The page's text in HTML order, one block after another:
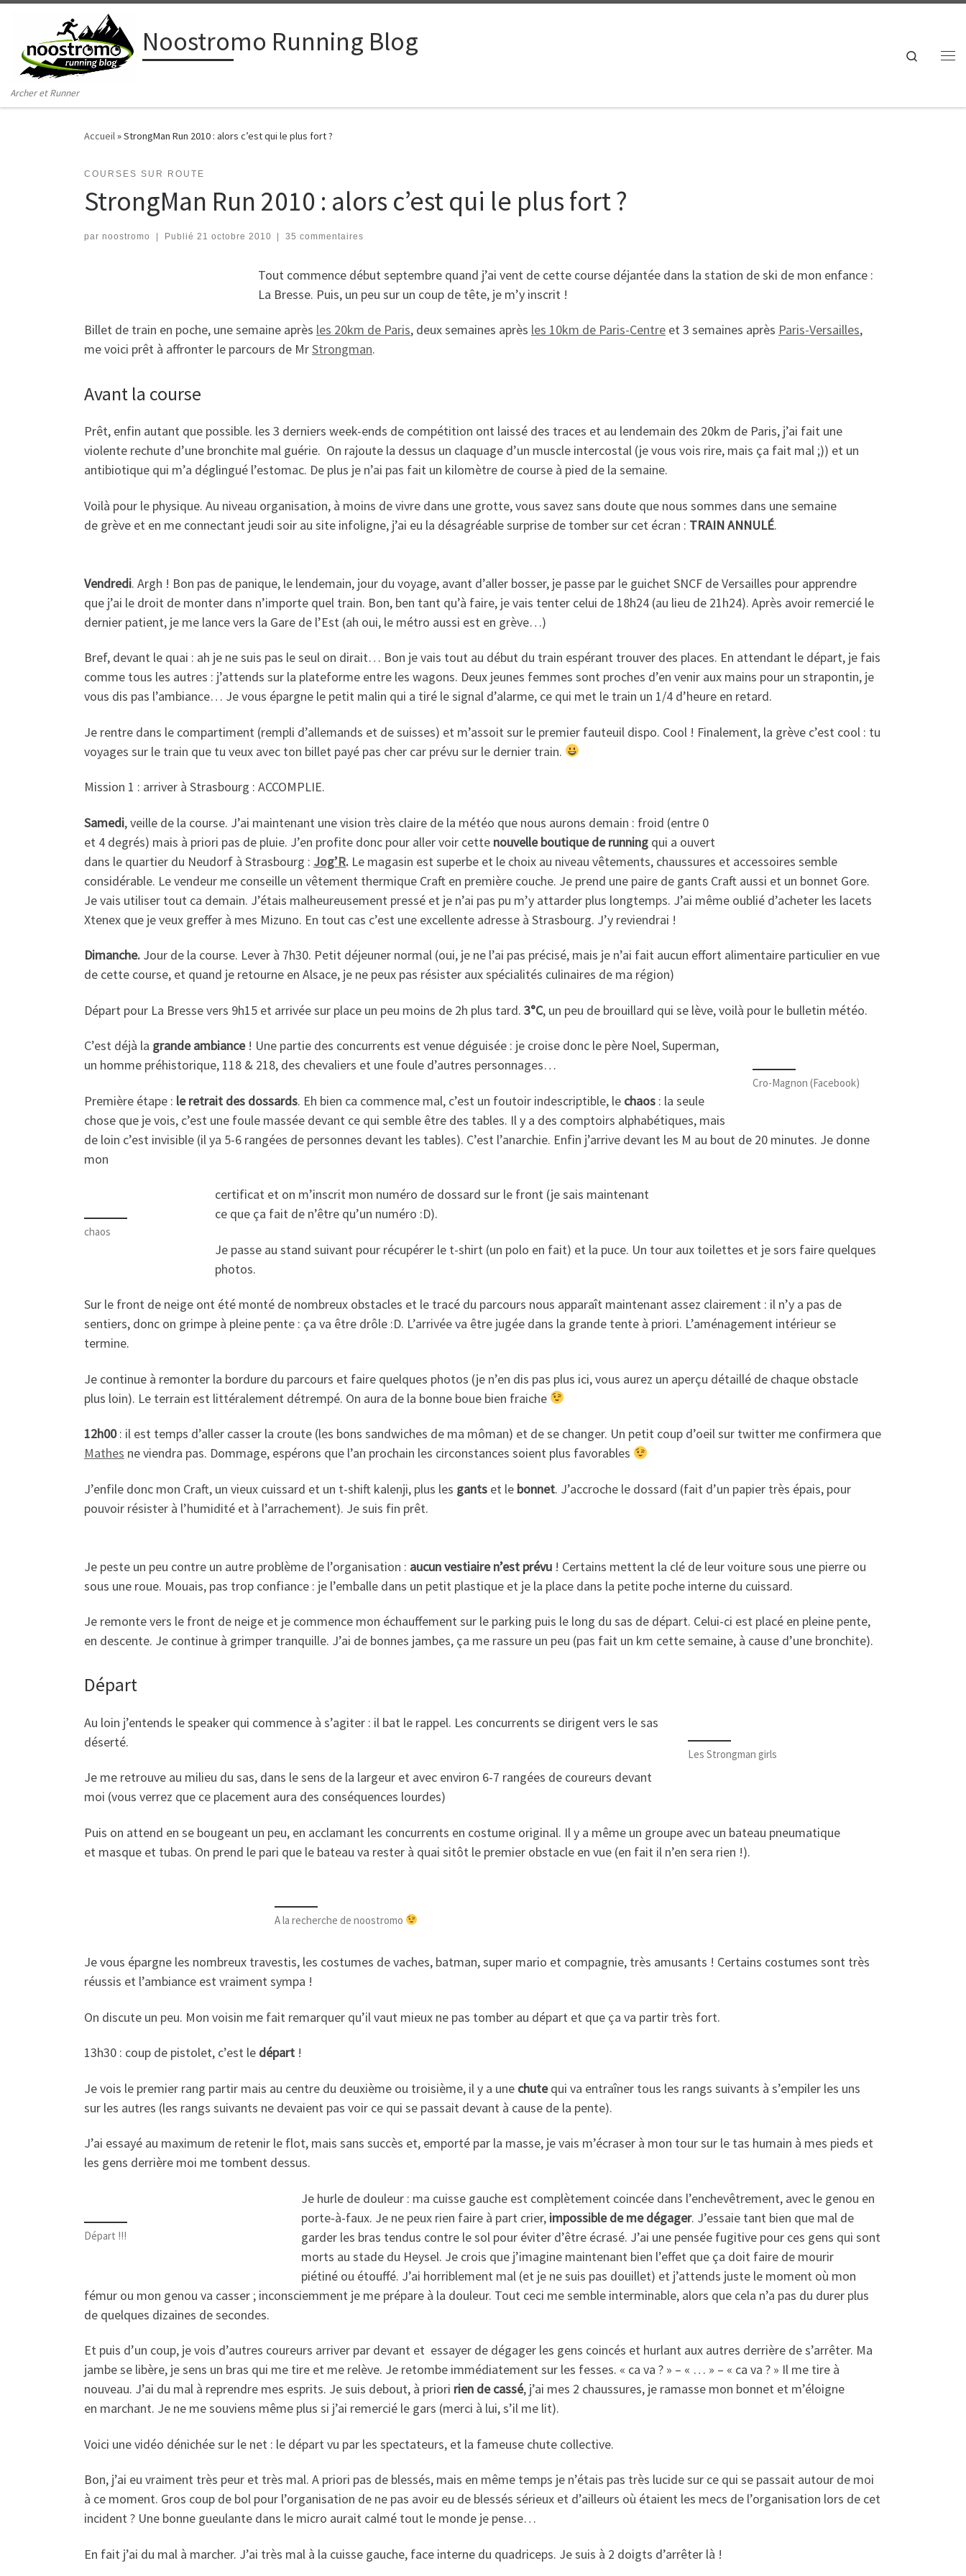
Passer au contenu
Noostromo Running Blog
Archer et Runner
Search
Accueil»StrongMan Run 2010 : alors c’est qui le plus fort ?
COURSES SUR ROUTE
StrongMan Run 2010 : alors c’est qui le plus fort ?
par noostromo | Publié 21 octobre 2010 | 35 commentaires
Tout commence début septembre quand j’ai vent de cette course déjantée dans la station de ski de mon enfance :
La Bresse. Puis, un peu sur un coup de tête, je m’y inscrit !
Billet de train en poche, une semaine après les 20km de Paris, deux semaines après les 10km de Paris-Centre et 3 semaines après Paris-Versailles,
me voici prêt à affronter le parcours de MrStrongman.
Avant la course
Prêt, enfin autant que possible. les 3 derniers week-ends de compétition ont laissé des traces et au lendemain des 20km de Paris, j’ai fait une
violente rechute d’une bronchite mal guérie. On rajoute la dessus un claquage d’un muscle intercostal (je vous vois rire, mais ça fait mal ;)) et un
antibiotique qui m’a déglingué l’estomac. De plus je n’ai pas fait un kilomètre de course à pied de la semaine.
Voilà pour le physique. Au niveau organisation, à moins de vivre dans une grotte, vous savez sans doute que nous sommes dans une semaine
de grève et en me connectant jeudi soir au site infoligne, j’ai eu la désagréable surprise de tomber sur cet écran : TRAIN ANNULÉ.
Vendredi. Argh ! Bon pas de panique, le lendemain, jour du voyage, avant d’aller bosser, je passe par le guichet SNCF de Versailles pour apprendre
que j’ai le droit de monter dans n’importe quel train. Bon, ben tant qu’à faire, je vais tenter celui de 18h24 (au lieu de 21h24). Après avoir remercié le
dernier patient, je me lance vers la Gare de l’Est (ah oui, le métro aussi est en grève…)
Bref, devant le quai : ah je ne suis pas le seul on dirait… Bon je vais tout au début du train espérant trouver des places. En attendant le départ, je fais
comme tous les autres : j’attends sur la plateforme entre les wagons. Deux jeunes femmes sont proches d’en venir aux mains pour un strapontin, je
vous dis pas l’ambiance… Je vous épargne le petit malin qui a tiré le signal d’alarme, ce qui met le train un 1/4 d’heure en retard.
Je rentre dans le compartiment (rempli d’allemands et de suisses) et m’assoit sur le premier fauteuil dispo. Cool ! Finalement, la grève c’est cool : tu
voyages sur le train que tu veux avec ton billet payé pas cher car prévu sur le dernier train.
Mission 1 : arriver à Strasbourg : ACCOMPLIE.
Samedi, veille de la course. J’ai maintenant une vision très claire de la météo que nous aurons demain : froid (entre 0
et 4 degrés) mais à priori pas de pluie. J’en profite donc pour aller voir cette nouvelle boutique de running qui a ouvert
dans le quartier du Neudorf à Strasbourg : Jog’R. Le magasin est superbe et le choix au niveau vêtements, chaussures et accessoires semble
considérable. Le vendeur me conseille un vêtement thermique Craft en première couche. Je prend une paire de gants Craft aussi et un bonnet Gore.
Je vais utiliser tout ca demain. J’étais malheureusement pressé et je n’ai pas pu m’y attarder plus longtemps. J’ai même oublié d’acheter les lacets
Xtenex que je veux greffer à mes Mizuno. En tout cas c’est une excellente adresse à Strasbourg. J’y reviendrai !
Dimanche. Jour de la course. Lever à 7h30. Petit déjeuner normal (oui, je ne l’ai pas précisé, mais je n’ai fait aucun effort alimentaire particulier en vue
de cette course, et quand je retourne en Alsace, je ne peux pas résister aux spécialités culinaires de ma région)
Départ pour La Bresse vers 9h15 et arrivée sur place un peu moins de 2h plus tard. 3°C, un peu de brouillard qui se lève, voilà pour le bulletin météo.
Cro-Magnon (Facebook)
C’est déjà la grande ambiance ! Une partie des concurrents est venue déguisée : je croise donc le père Noel, Superman,
un homme préhistorique, 118 & 218, des chevaliers et une foule d’autres personnages…
Première étape : le retrait des dossards. Eh bien ca commence mal, c’est un foutoir indescriptible, le chaos : la seule
chose que je vois, c’est une foule massée devant ce qui semble être des tables. Il y a des comptoirs alphabétiques, mais
de loin c’est invisible (il ya 5-6 rangées de personnes devant les tables). C’est l’anarchie. Enfin j’arrive devant les M au bout de 20 minutes. Je donne
mon
chaos
certificat et on m’inscrit mon numéro de dossard sur le front (je sais maintenant
ce que ça fait de n’être qu’un numéro :D).
Je passe au stand suivant pour récupérer le t-shirt (un polo en fait) et la puce. Un tour aux toilettes et je sors faire quelques
photos.
Sur le front de neige ont été monté de nombreux obstacles et le tracé du parcours nous apparaît maintenant assez clairement : il n’y a pas de
sentiers, donc on grimpe à pleine pente : ça va être drôle :D. L’arrivée va être jugée dans la grande tente à priori. L’aménagement intérieur se
termine.
Je continue à remonter la bordure du parcours et faire quelques photos (je n’en dis pas plus ici, vous aurez un aperçu détaillé de chaque obstacle
plus loin). Le terrain est littéralement détrempé. On aura de la bonne boue bien fraiche
12h00: il est temps d’aller casser la croute (les bons sandwiches de ma môman) et de se changer. Un petit coup d’oeil sur twitter me confirmera que
Mathes ne viendra pas. Dommage, espérons que l’an prochain les circonstances soient plus favorables
J’enfile donc mon Craft, un vieux cuissard et un t-shift kalenji, plus les gants et le bonnet. J’accroche le dossard (fait d’un papier très épais, pour
pouvoir résister à l’humidité et à l’arrachement). Je suis fin prêt.
Je peste un peu contre un autre problème de l’organisation : aucun vestiaire n’est prévu ! Certains mettent la clé de leur voiture sous une pierre ou
sous une roue. Mouais, pas trop confiance : je l’emballe dans un petit plastique et je la place dans la petite poche interne du cuissard.
Je remonte vers le front de neige et je commence mon échauffement sur le parking puis le long du sas de départ. Celui-ci est placé en pleine pente,
en descente. Je continue à grimper tranquille. J’ai de bonnes jambes, ça me rassure un peu (pas fait un km cette semaine, à cause d’une bronchite).
Départ
Les Strongman girls
Au loin j’entends le speaker qui commence à s’agiter : il bat le rappel. Les concurrents se dirigent vers le sas
déserté.
Je me retrouve au milieu du sas, dans le sens de la largeur et avec environ 6-7 rangées de coureurs devant
moi (vous verrez que ce placement aura des conséquences lourdes)
Puis on attend en se bougeant un peu, en acclamant les concurrents en costume original. Il y a même un groupe avec un bateau pneumatique
et masque et tubas. On prend le pari que le bateau va rester à quai sitôt le premier obstacle en vue (en fait il n’en sera rien !).
A la recherche de noostromo
Je vous épargne les nombreux travestis, les costumes de vaches, batman, super mario et compagnie, très amusants ! Certains costumes sont très
réussis et l’ambiance est vraiment sympa !
On discute un peu. Mon voisin me fait remarquer qu’il vaut mieux ne pas tomber au départ et que ça va partir très fort.
13h30 : coup de pistolet, c’est le départ !
Je vois le premier rang partir mais au centre du deuxième ou troisième, il y a une chutequi va entraîner tous les rangs suivants à s’empiler les uns
sur les autres (les rangs suivants ne devaient pas voir ce qui se passait devant à cause de la pente).
J’ai essayé au maximum de retenir le flot, mais sans succès et, emporté par la masse, je vais m’écraser à mon tour sur le tas humain à mes pieds et
les gens derrière moi me tombent dessus.
Départ !!!
Je hurle de douleur : ma cuisse gauche est complètement coincée dans l’enchevêtrement, avec le genou en
porte-à-faux. Je ne peux rien faire à part crier, impossible de me dégager. J’essaie tant bien que mal de
garder les bras tendus contre le sol pour éviter d’être écrasé. J’ai une pensée fugitive pour ces gens qui sont
morts au stade du Heysel. Je crois que j’imagine maintenant bien l’effet que ça doit faire de mourir
piétiné ou étouffé. J’ai horriblement mal (et je ne suis pas douillet) et j’attends juste le moment où mon
fémur ou mon genou va casser ; inconsciemment je me prépare à la douleur. Tout ceci me semble interminable, alors que cela n’a pas du durer plus
de quelques dizaines de secondes.
Et puis d’un coup, je vois d’autres coureurs arriver par devant et essayer de dégager les gens coincés et hurlant aux autres derrière de s’arrêter. Ma
jambe se libère, je sens un bras qui me tire et me relève. Je retombe immédiatement sur les fesses. « ca va ? » – « … » – « ca va ? » Il me tire à
nouveau. J’ai du mal à reprendre mes esprits. Je suis debout, à priori rien de cassé, j’ai mes 2 chaussures, je ramasse mon bonnet et m’éloigne
en marchant. Je ne me souviens même plus si j’ai remercié le gars (merci à lui, s’il me lit).
Voici une vidéo dénichée sur le net : le départ vu par les spectateurs, et la fameuse chute collective.
Bon, j’ai eu vraiment très peur et très mal. A priori pas de blessés, mais en même temps je n’étais pas très lucide sur ce qui se passait autour de moi
à ce moment. Gros coup de bol pour l’organisation de ne pas avoir eu de blessés sérieux et d’ailleurs où étaient les mecs de l’organisation lors de cet
incident ? Une bonne gueulante dans le micro aurait calmé tout le monde je pense…
En fait j’ai du mal à marcher. J’ai très mal à la cuisse gauche, face interne du quadriceps. Je suis à 2 doigts d’arrêter là !